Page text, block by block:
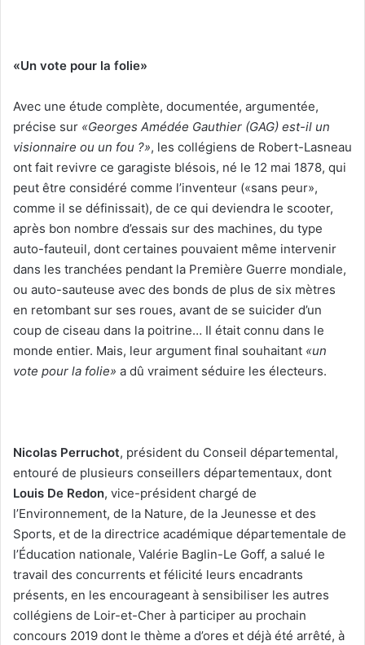
«Un vote pour la folie»
Avec une étude complète, documentée, argumentée,
précise sur «Georges Amédée Gauthier (GAG) est-il un
visionnaire ou un fou ?», les collégiens de Robert-Lasneau
ont fait revivre ce garagiste blésois, né le 12 mai 1878, qui
peut être considéré comme l’inventeur («sans peur»,
comme il se définissait), de ce qui deviendra le scooter,
après bon nombre d’essais sur des machines, du type
auto-fauteuil, dont certaines pouvaient même intervenir
dans les tranchées pendant la Première Guerre mondiale,
ou auto-sauteuse avec des bonds de plus de six mètres
en retombant sur ses roues, avant de se suicider d’un
coup de ciseau dans la poitrine… Il était connu dans le
monde entier. Mais, leur argument final souhaitant «un
vote pour la folie» a dû vraiment séduire les électeurs.
Nicolas Perruchot, président du Conseil départemental,
entouré de plusieurs conseillers départementaux, dont
Louis De Redon, vice-président chargé de
l’Environnement, de la Nature, de la Jeunesse et des
Sports, et de la directrice académique départementale de
l’Éducation nationale, Valérie Baglin-Le Goff, a salué le
travail des concurrents et félicité leurs encadrants
présents, en les encourageant à sensibiliser les autres
collégiens de Loir-et-Cher à participer au prochain
concours 2019 dont le thème a d’ores et déjà été arrêté, à